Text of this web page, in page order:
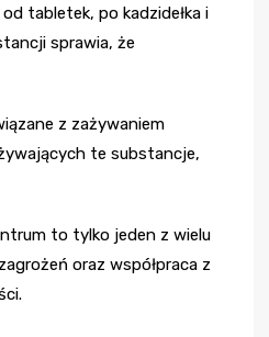
tabletek, po kadzidełka i
sprawia, że
z zażywaniem
te substancje,
to tylko jeden z wielu
oraz współpraca z